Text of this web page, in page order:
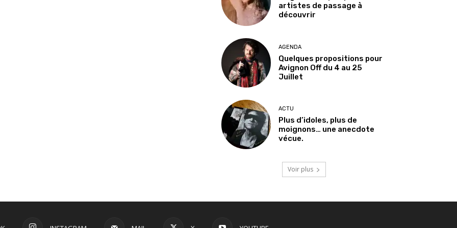
artistes de passage à
découvrir
AGENDA
Quelques propositions pour
Avignon Off du 4 au 25
Juillet
ACTU
Plus d’idoles, plus de
moignons… une anecdote
vécue.
Voir plus